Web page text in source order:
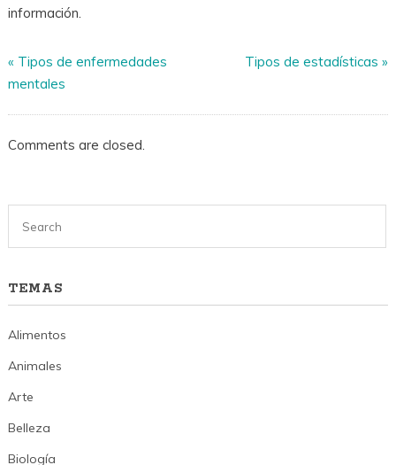
información.
« Tipos de enfermedades
mentales
Tipos de estadísticas »
Comments are closed.
TEMAS
Alimentos
Animales
Arte
Belleza
Biología